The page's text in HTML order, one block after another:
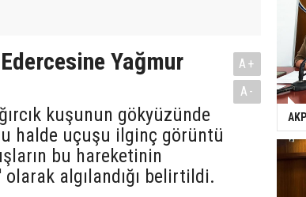
Yağmur
kuşunun gökyüzünde
halde uçuşu ilginç görüntü
bu hareketinin
algılandığı belirtildi.
A+
A-